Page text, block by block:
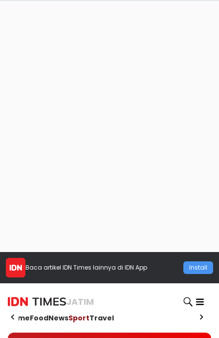
Baca artikel IDN Times lainnya di IDN App Install
JATIM
HomeFoodNewsSportTravel